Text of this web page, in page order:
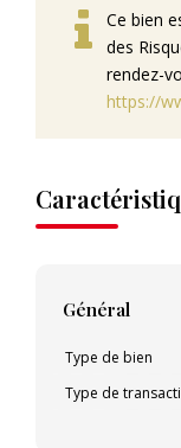
Ce bien
des
rendez-
https://
Général
Type de bien
Type de